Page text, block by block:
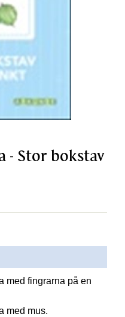
- Stor bokstav
med fingrarna på en
med mus.